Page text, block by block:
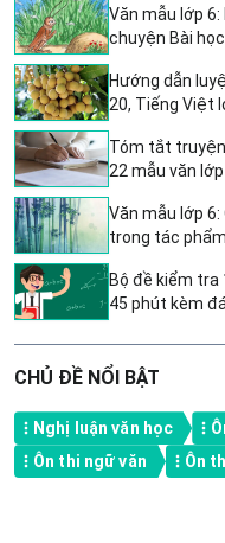
Văn mẫu lớp
chuyện Bài
Hướng dẫn
20, Tiếng Việt
Tóm tắt
22 mẫu văn
Văn mẫu lớp
trong tác
Bộ đề kiểm tra
45 phút kèm
CHỦ ĐỀ NỔI BẬT
Nghị luận văn học
Ôn thi ngữ văn
Ôn